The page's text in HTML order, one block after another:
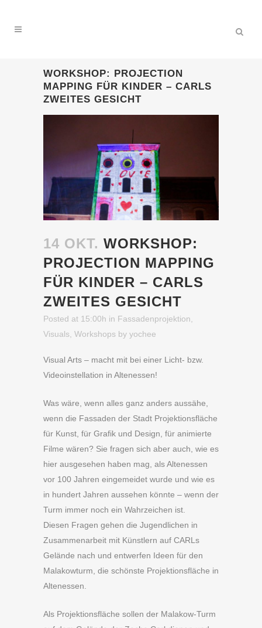
WORKSHOP: PROJECTION
MAPPING FÜR KINDER – CARLS
ZWEITES GESICHT
14 OKT. WORKSHOP:
PROJECTION MAPPING
FÜR KINDER – CARLS
ZWEITES GESICHT
Posted at 15:00h in Fassadenprojektion
Visuals Workshops by yochee
Visual Arts – macht mit bei einer Licht- bzw.
Videoinstellation in Altenessen!
Was wäre, wenn alles ganz anders aussähe,
wenn die Fassaden der Stadt Projektionsfläche
für Kunst, für Grafik und Design, für animierte
Filme wären? Sie fragen sich aber auch, wie es
hier ausgesehen haben mag, als Altenessen
vor 100 Jahren eingemeidet wurde und wie es
in hundert Jahren aussehen könnte – wenn der
Turm immer noch ein Wahrzeichen ist.
Diesen Fragen gehen die Jugendlichen in
Zusammenarbeit mit Künstlern auf CARLs
Gelände nach und entwerfen Ideen für den
Malakowturm, die schönste Projektionsfläche in
Altenessen.
Als Projektionsfläche sollen der Malakow-Turm